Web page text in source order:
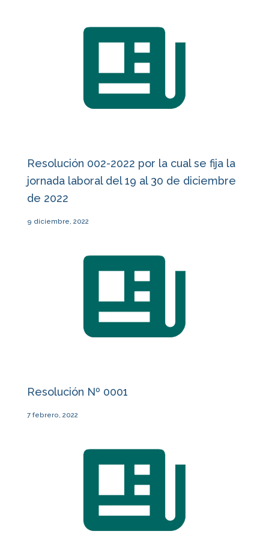
Resolución 002-2022 por la cual se fija la
jornada laboral del 19 al 30 de diciembre
de 2022
9 diciembre, 2022
Resolución Nº 0001
7 febrero, 2022